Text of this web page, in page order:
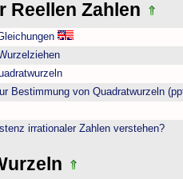
Reellen Zahlen
Bestimmung von Quadratwurzeln
irrationaler Zahlen verstehen?